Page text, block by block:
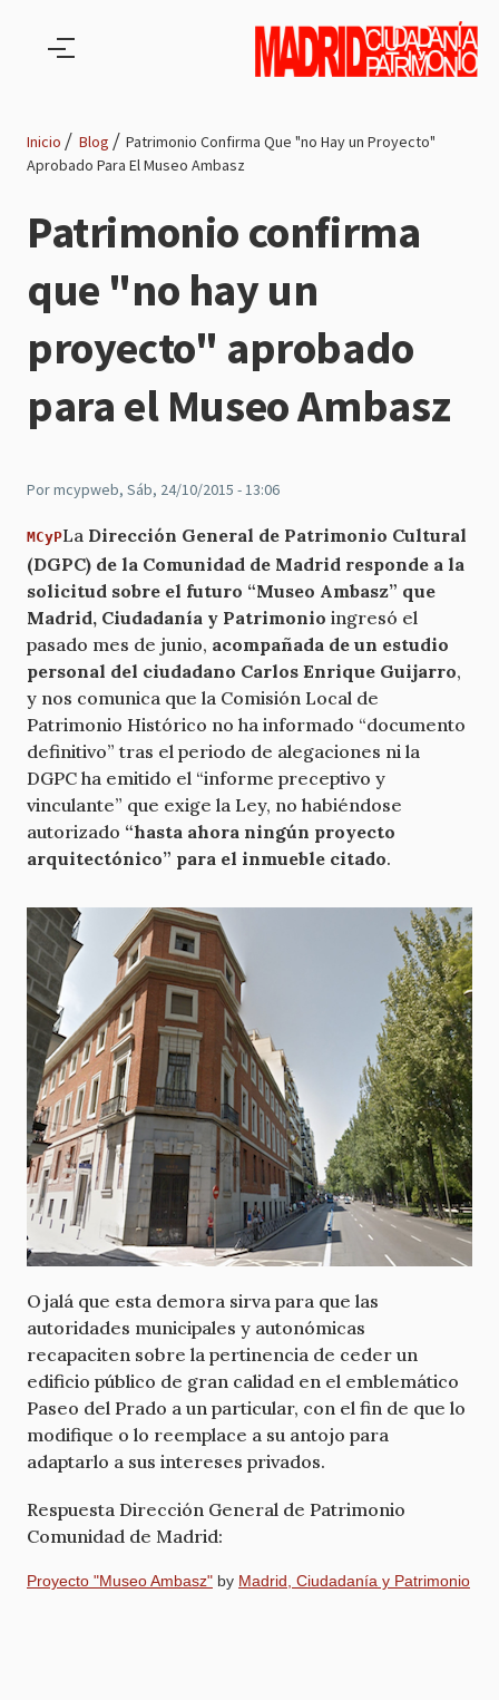
de
navegación
Inicio Blog
Patrimonio Confirma Que "no Hay un Proyecto"
Aprobado Para El Museo Ambasz
Patrimonio confirma
que "no hay un
proyecto" aprobado
para el Museo Ambasz
Pormcypweb, Sáb, 24/10/2015 - 13:06
MCyPLa Dirección General de Patrimonio Cultural
(DGPC) de la Comunidad de Madrid responde a la
solicitud sobre el futuro “Museo Ambasz” que
Madrid, Ciudadanía y Patrimonio ingresó el
pasado mes de junio, acompañada de un estudio
personal del ciudadano Carlos Enrique Guijarro,
y nos comunica que la Comisión Local de
Patrimonio Histórico no ha informado “documento
definitivo” tras el periodo de alegaciones ni la
DGPC ha emitido el “informe preceptivo y
vinculante” que exige la Ley, no habiéndose
autorizado “hasta ahora ningún proyecto
arquitectónico” para el inmueble citado.
Ojalá que esta demora sirva para que las
autoridades municipales y autonómicas
recapaciten sobre la pertinencia de ceder un
edificio público de gran calidad en el emblemático
Paseo del Prado a un particular, con el fin de que lo
modifique o lo reemplace a su antojo para
adaptarlo a sus intereses privados.
Respuesta Dirección General de Patrimonio
Comunidad de Madrid:
Proyecto "Museo Ambasz" by Madrid, Ciudadanía y Patrimonio